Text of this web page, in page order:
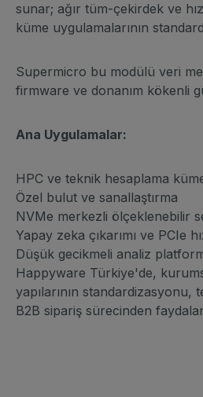
sunar; ağır tüm-çekirdek ve
küme uygulamalarının
Supermicro bu modülü veri
firmware ve donanım kökenli
Ana Uygulamalar:
HPC ve teknik hesaplama
Özel bulut ve sanallaştırma
NVMe merkezli ölçeklenebilir
Yapay zeka çıkarımı ve PCIe
Düşük gecikmeli analiz
Happyware Türkiye'de,
yapılarının
B2B sipariş sürecinden